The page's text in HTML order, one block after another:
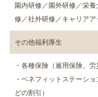
園内研修／園外研修／栄
修／社外研修／キャリア
その他福利厚生
・各種保険（雇用保険、
・ベネフィットステーシ
どの割引）